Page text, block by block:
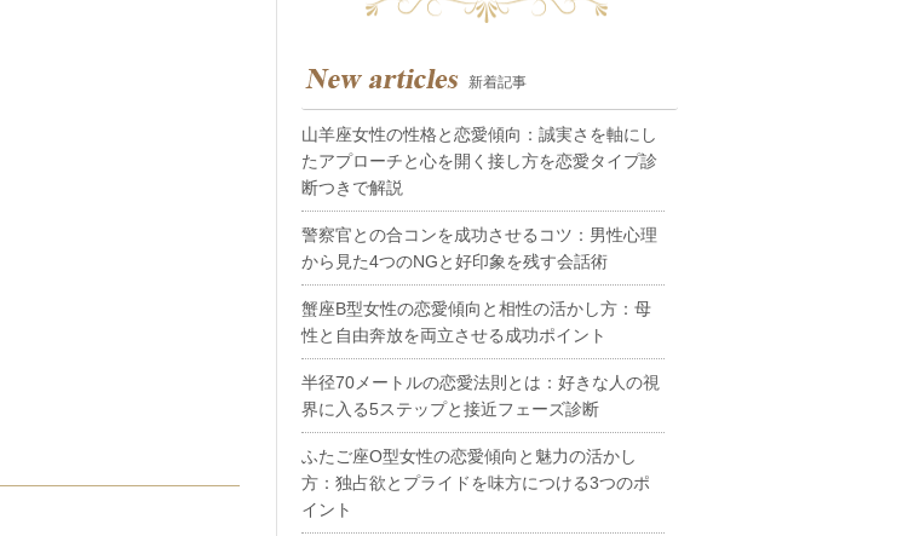
新着記事
山羊座女性の性格と恋愛傾向：誠実さを軸にし
たアプローチと心を開く接し方を恋愛タイプ診
断つきで解説
警察官との合コンを成功させるコツ：男性心理
から見た4つのNGと好印象を残す会話術
蟹座B型女性の恋愛傾向と相性の活かし方：母
性と自由奔放を両立させる成功ポイント
半径70メートルの恋愛法則とは：好きな人の視
界に入る5ステップと接近フェーズ診断
ふたご座O型女性の恋愛傾向と魅力の活かし
方：独占欲とプライドを味方につける3つのポ
イント